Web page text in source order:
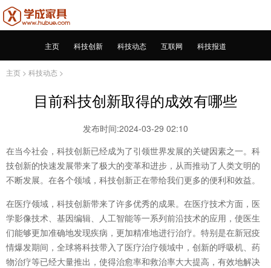
主页 科技创新 科技动态 互联网 科技报道
主页 > 科技动态 >
目前科技创新取得的成效有哪些
发布时间:2024-03-29 02:10
在当今社会，科技创新已经成为了引领世界发展的关键因素之一。科
技创新的快速发展带来了极大的变革和进步，从而推动了人类文明的
不断发展。在各个领域，科技创新正在带给我们更多的便利和效益。
在医疗领域，科技创新带来了许多优秀的成果。在医疗技术方面，医
学影像技术、基因编辑、人工智能等一系列前沿技术的应用，使医生
们能够更加准确地发现疾病，更加精准地进行治疗。特别是在新冠疫
情爆发期间，全球将科技带入了医疗治疗领域中，创新的呼吸机、药
物治疗等已经大量推出，使得治愈率和救治率大大提高，有效地解决